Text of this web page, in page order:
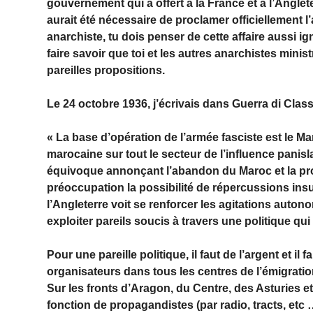
gouvernement qui a offert à la France et à
aurait été nécessaire de proclamer officiellement
anarchiste, tu dois penser de cette affaire aussi
faire savoir que toi et les autres anarchistes
pareilles propositions.
Le 24 octobre 1936, j’écrivais dans Guerra di
« La base d’opération de l’armée fasciste est le
marocaine sur tout le secteur de l’influence
équivoque annonçant l’abandon du Maroc et la
préoccupation la possibilité de répercussions
l’Angleterre voit se renforcer les agitations
exploiter pareils soucis à travers une politique
Pour une pareille politique, il faut de l’argent et il
organisateurs dans tous les centres de
Sur les fronts d’Aragon, du Centre, des Asturies
fonction de propagandistes (par radio, tracts, etc